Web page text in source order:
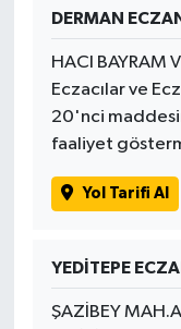
DERMAN
HACI BAYRAM
Eczacılar ve
20'nci
faaliyet
Yol Tarifi Al
YEDİTEPE
ŞAZİBEY